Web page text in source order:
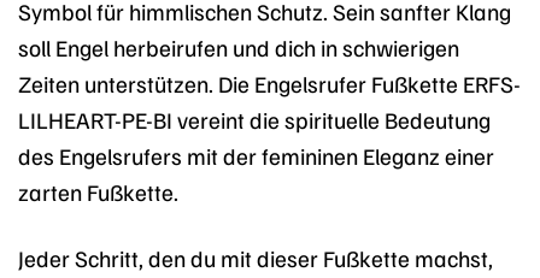
Symbol für himmlischen Schutz. Sein sanfter Klang
soll Engel herbeirufen und dich in schwierigen
Zeiten unterstützen. Die Engelsrufer Fußkette ERFS-
LILHEART-PE-BI vereint die spirituelle Bedeutung
des Engelsrufers mit der femininen Eleganz einer
zarten Fußkette.
Jeder Schritt, den du mit dieser Fußkette machst,